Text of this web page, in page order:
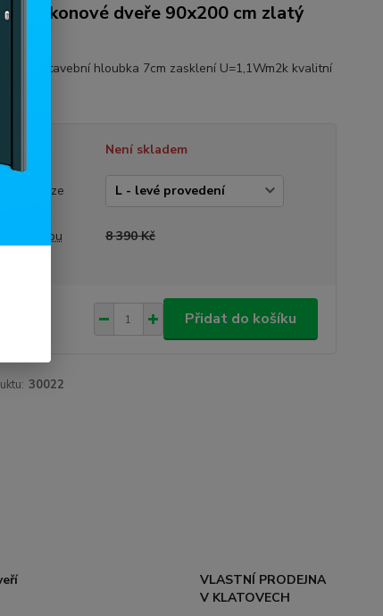
balkonové dveře 90x200 cm zlatý
profil stavební hloubka 7cm zasklení U=1,1Wm2k kvalitní
Není skladem
dveří
je pouze
slevou
8 390 Kč
Kč Přidat do košíku
30022
VLASTNÍ PRODEJNA
V KLATOVECH